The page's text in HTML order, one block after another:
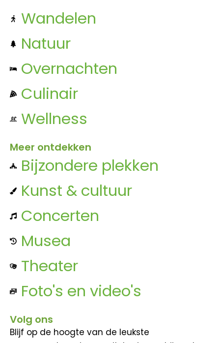
Wandelen
Natuur
Overnachten
Culinair
Wellness
Meer ontdekken
Bijzondere plekken
Kunst & cultuur
Concerten
Musea
Theater
Foto's en video's
Volg ons
Blijf op de hoogte van de leukste